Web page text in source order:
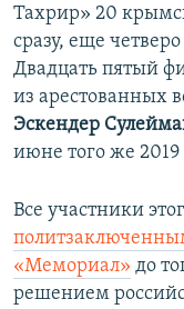
Тахрир» 20
сразу, еще
Двадцать пятый
из арестованных
Эскендер
июне того же 2019
Все участники
«Мемориал» до
решением